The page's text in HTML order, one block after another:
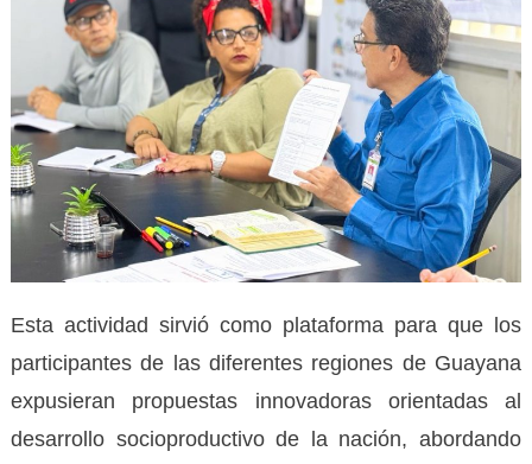
Esta actividad sirvió como plataforma para que los
participantes de las diferentes regiones de Guayana
expusieran propuestas innovadoras orientadas al
desarrollo socioproductivo de la nación, abordando